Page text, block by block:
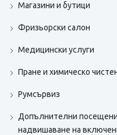
Магазини и бутици
Фризьорски салон
Медицински услуги
Пране и химическо
Румсървиз
Допълнителни
надвишаване на